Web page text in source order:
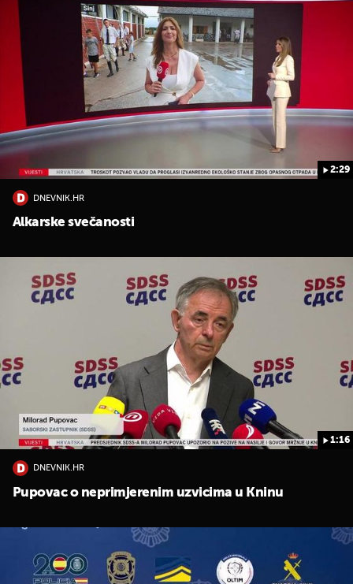
2:29
DNEVNIK.HR
Alkarske svečanosti
1:16
DNEVNIK.HR
Pupovac o neprimjerenim uzvicima u Kninu